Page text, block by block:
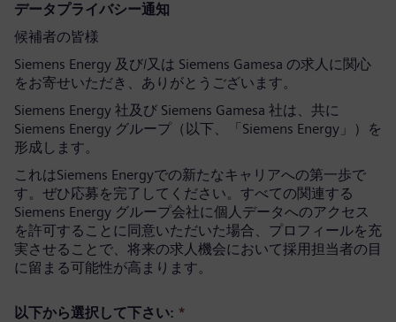
データプライバシー通知
候補者の皆様
Siemens Energy 及び/又は Siemens Gamesa の求人に関心
をお寄せいただき、ありがとうございます。
Siemens Energy 社及び Siemens Gamesa 社は、共に
Siemens Energy グループ（以下、「Siemens Energy」）を
形成します。
これはSiemens Energyでの新たなキャリアへの第一歩で
す。ぜひ応募を完了してください。すべての関連する
Siemens Energy グループ会社に個人データへのアクセス
を許可することに同意いただいた場合、プロフィールを充
実させることで、将来の求人機会において採用担当者の目
に留まる可能性が高まります。
以下から選択して下さい: *